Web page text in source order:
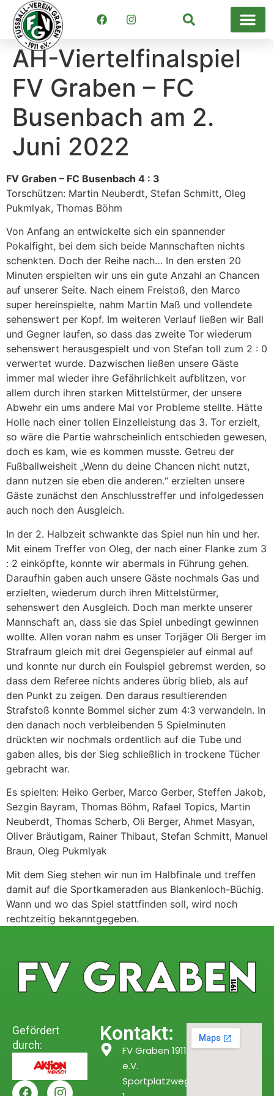
Suchen
AH-Viertelfinalspiel
FV Graben – FC
Busenbach am 2.
Juni 2022
FV Graben – FC Busenbach 4 : 3
Torschützen: Martin Neuberdt, Stefan Schmitt, Oleg
Pukmlyak, Thomas Böhm
Von Anfang an entwickelte sich ein spannender
Pokalfight, bei dem sich beide Mannschaften nichts
schenkten. Doch der Reihe nach… In den ersten 20
Minuten erspielten wir uns ein gute Anzahl an Chancen
auf unserer Seite. Nach einem Freistoß, den Marco
super hereinspielte, nahm Martin Maß und vollendete
sehenswert per Kopf. Im weiteren Verlauf ließen wir Ball
und Gegner laufen, so dass das zweite Tor wiederum
sehenswert herausgespielt und von Stefan toll zum 2 : 0
verwertet wurde. Dazwischen ließen unsere Gäste
immer mal wieder ihre Gefährlichkeit aufblitzen, vor
allem durch ihren starken Mittelstürmer, der unsere
Abwehr ein ums andere Mal vor Probleme stellte. Hätte
Holle nach einer tollen Einzelleistung das 3. Tor erzielt,
so wäre die Partie wahrscheinlich entschieden gewesen,
doch es kam, wie es kommen musste. Getreu der
Fußballweisheit „Wenn du deine Chancen nicht nutzt,
dann nutzen sie eben die anderen.“ erzielten unsere
Gäste zunächst den Anschlusstreffer und infolgedessen
auch noch den Ausgleich.
In der 2. Halbzeit schwankte das Spiel nun hin und her.
Mit einem Treffer von Oleg, der nach einer Flanke zum 3
: 2 einköpfte, konnte wir abermals in Führung gehen.
Daraufhin gaben auch unsere Gäste nochmals Gas und
erzielten, wiederum durch ihren Mittelstürmer,
sehenswert den Ausgleich. Doch man merkte unserer
Mannschaft an, dass sie das Spiel unbedingt gewinnen
wollte. Allen voran nahm es unser Torjäger Oli Berger im
Strafraum gleich mit drei Gegenspieler auf einmal auf
und konnte nur durch ein Foulspiel gebremst werden, so
dass dem Referee nichts anderes übrig blieb, als auf
den Punkt zu zeigen. Den daraus resultierenden
Strafstoß konnte Bommel sicher zum 4:3 verwandeln. In
den danach noch verbleibenden 5 Spielminuten
drückten wir nochmals ordentlich auf die Tube und
gaben alles, bis der Sieg schließlich in trockene Tücher
gebracht war.
Es spielten: Heiko Gerber, Marco Gerber, Steffen Jakob,
Sezgin Bayram, Thomas Böhm, Rafael Topics, Martin
Neuberdt, Thomas Scherb, Oli Berger, Ahmet Masyan,
Oliver Bräutigam, Rainer Thibaut, Stefan Schmitt, Manuel
Braun, Oleg Pukmlyak
Mit dem Sieg stehen wir nun im Halbfinale und treffen
damit auf die Sportkameraden aus Blankenloch-Büchig.
Wann und wo das Spiel stattfinden soll, wird noch
rechtzeitig bekanntgegeben.
Gefördert
durch:
Kontakt:
FV Graben 1911
e.V.
Sportplatzweg